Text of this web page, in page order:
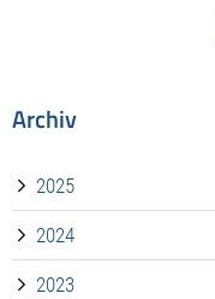
Archiv
2025
2024
2023